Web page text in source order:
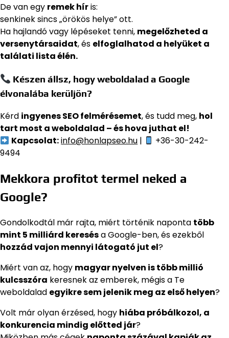
De van egy remek híris:
senkinek sincs „örökös helye” ott.
Ha hajlandó vagy lépéseket tenni, megelőzheted a
versenytársaidat, és elfoglalhatod a helyüket a
találati lista élén.
Készen állsz, hogy weboldalad a Google
élvonalába kerüljön?
Kérd ingyenes SEO felmérésemet, és tudd meg, hol
tart most a weboldalad – és hova juthat el!
Kapcsolat:info@honlapseo.hu |
+36-30-242-
9494
Mekkora profitot termel neked a
Google?
Gondolkodtál már rajta, miért történik naponta több
mint 5 milliárd keresésa Google-ben, és ezekből
hozzád vajon mennyi látogató jut el?
Miért van az, hogy magyar nyelven is több millió
kulcsszóra keresnek az emberek, mégis a Te
weboldalad egyikre sem jelenik meg az első helyen?
Volt már olyan érzésed, hogy hiába próbálkozol, a
konkurencia mindig előtted jár?